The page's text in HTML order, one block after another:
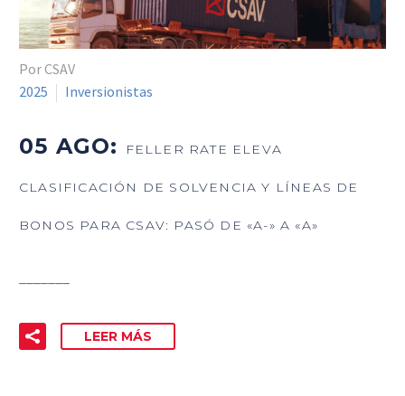
Por CSAV
2025
Inversionistas
05 AGO: FELLER RATE ELEVA
CLASIFICACIÓN DE SOLVENCIA Y LÍNEAS DE
BONOS PARA CSAV: PASÓ DE «A-» A «A»
LEER MÁS